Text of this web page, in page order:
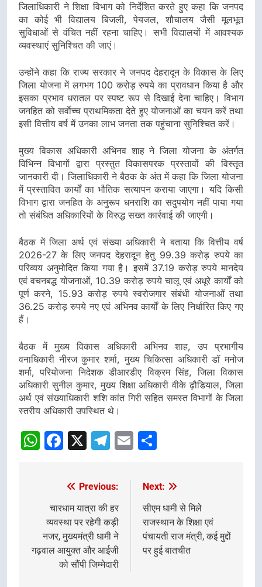
जिलाधिकारी ने शिक्षा विभाग को निर्देशित करते हुए कहा कि जनपद
का कोई भी विद्यालय बिजली, पेयजल, शौचालय जैसी मूलभूत
सुविधाओं से वंचित नहीं रहना चाहिए। सभी विद्यालयों में आवश्यक
व्यवस्थाएं सुनिश्चित की जाएं।
उन्होंने कहा कि राज्य सरकार ने जनपद देहरादून के विकास के लिए
जिला योजना में लगभग 100 करोड़ रुपये का प्रावधान किया है और
इसका प्रभाव धरातल पर स्पष्ट रूप से दिखाई देना चाहिए। विभाग
जनहित को सर्वाेच्च प्राथमिकता देते हुए योजनाओं का चयन करें तथा
इसी वित्तीय वर्ष में उनका लाभ जनता तक पहुंचाना सुनिश्चित करें।
मुख्य विकास अधिकारी अभिनव शाह ने जिला योजना के अंतर्गत
विभिन्न विभागों द्वारा प्रस्तुत विकासपरक प्रस्तावों की विस्तृत
जानकारी दी। जिलाधिकारी ने बैठक के अंत में कहा कि जिला योजना
में प्रस्तावित कार्यों का भौतिक सत्यापन कराया जाएगा। यदि किसी
विभाग द्वारा जनहित के अनुरूप धनराशि का सदुपयोग नहीं पाया गया
तो संबंधित अधिकारियों के विरुद्ध सख्त कार्रवाई की जाएगी।
बैठक में जिला अर्थ एवं संख्या अधिकारी ने बताया कि वित्तीय वर्ष
2026-27 के लिए जनपद देहरादून हेतु 99.39 करोड़ रुपये का
परिव्यय अनुमोदित किया गया है। इसमें 37.19 करोड़ रुपये मानदेय
एवं वचनबद्ध योजनाओं, 10.39 करोड़ रुपये चालू एवं अधूरे कार्यों को
पूर्ण करने, 15.93 करोड़ रुपये स्वरोजगार संबंधी योजनाओं तथा
36.25 करोड़ रुपये नए एवं अभिनव कार्यों के लिए निर्धारित किए गए
हैं।
बैठक में मुख्य विकास अधिकारी अभिनव शाह, उप प्रभागीय
वनाधिकारी नीरज कुमार शर्मा, मुख्य चिकित्सा अधिकारी डॉ मनोज
शर्मा, परियोजना निदेशक डीआरडीए विक्रम सिंह, जिला विकास
अधिकारी सुनील कुमार, मुख्य शिक्षा अधिकारी वीके ढ़ौडियाल, जिला
अर्थ एवं संख्याधिकारी शशि कांत गिरी सहित समस्त विभागों के जिला
स्तरीय अधिकारी उपस्थित थे।
WhatsApp
Facebook
X Telegram
Email
navigation
Previous:
चारधाम यात्रा की हर
व्यवस्था पर रहेगी कड़ी
नजर, मुख्यमंत्री धामी ने
गढ़वाल आयुक्त और आईजी
को सौंपी जिम्मेदारी
Next:
सीएम धामी से मिले
राजस्थान के शिक्षा एवं
पंचायती राज मंत्री, कई मुद्दों
पर हुई बातचीत